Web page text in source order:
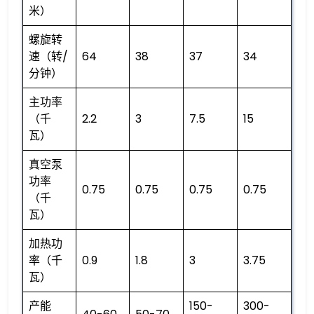
米）
螺旋转
速（转/
分钟）
64 38 37 34
主功率
（千
瓦）
2.2 3 7.5 15
真空泵
功率
（千
瓦）
0.75 0.75 0.75 0.75
加热功
率（千
瓦）
0.9 1.8 3 3.75
产能 150- 300-